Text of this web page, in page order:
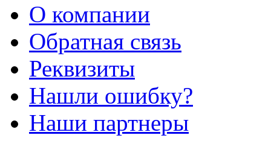
О компании
Обратная связь
Реквизиты
Нашли ошибку?
Наши партнеры